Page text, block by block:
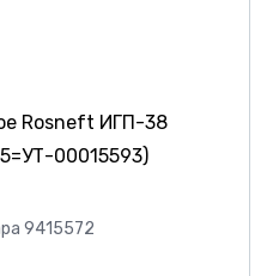
Rosneft ИГП-38
00015593)
9415572